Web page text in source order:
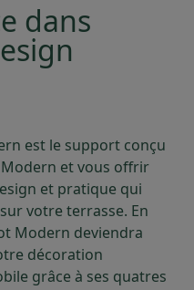
dans
est le support conçu
et vous offrir
et pratique qui
votre terrasse. En
Modern deviendra
décoration
grâce à ses quatres